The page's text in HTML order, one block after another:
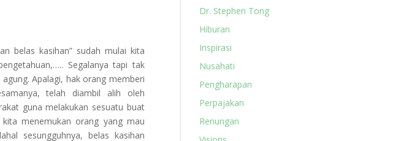
belas kasihan” sudah mulai kita
Segalanya tapi tak
Apalagi, hak orang memberi
telah diambil alih oleh
guna melakukan sesuatu buat
menemukan orang yang mau
sesungguhnya, belas kasihan
Dr. Stephen Tong
Hiburan
Inspirasi
Nusahati
Pengharapan
Perpajakan
Renungan